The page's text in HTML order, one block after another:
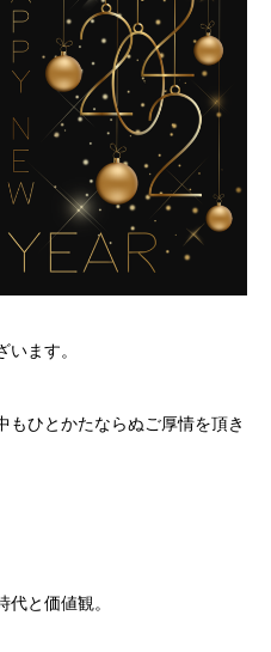
ます。
もひとかたならぬご厚情を頂き
代と価値観。